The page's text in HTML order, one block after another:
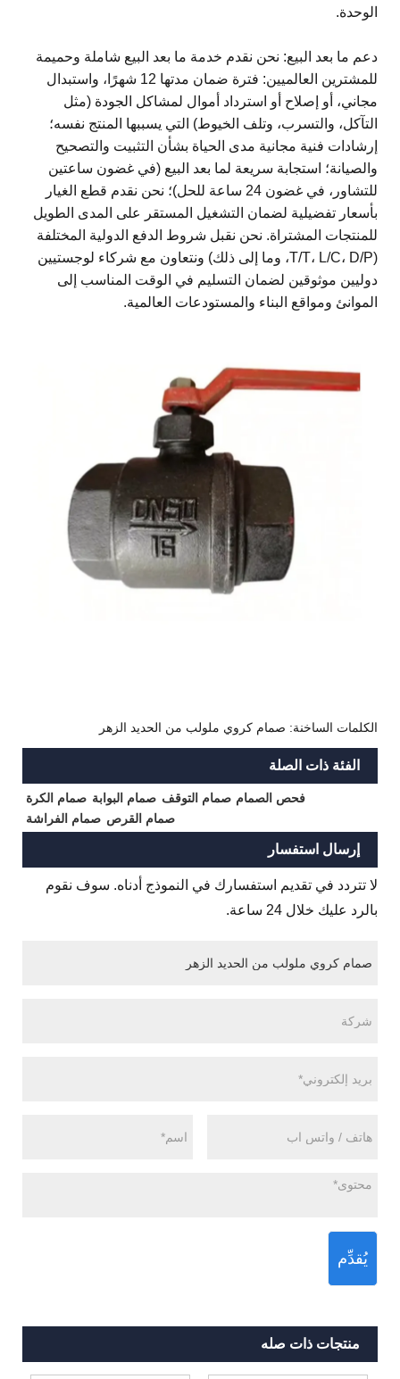
الوحدة.
دعم ما بعد البيع: نحن نقدم خدمة ما بعد البيع شاملة وحميمة
للمشترين العالميين: فترة ضمان مدتها 12 شهرًا، واستبدال
مجاني، أو إصلاح أو استرداد أموال لمشاكل الجودة (مثل
التآكل، والتسرب، وتلف الخيوط) التي يسببها المنتج نفسه؛
إرشادات فنية مجانية مدى الحياة بشأن التثبيت والتصحيح
والصيانة؛ استجابة سريعة لما بعد البيع (في غضون ساعتين
للتشاور، في غضون 24 ساعة للحل)؛ نحن نقدم قطع الغيار
بأسعار تفضيلية لضمان التشغيل المستقر على المدى الطويل
للمنتجات المشتراة. نحن نقبل شروط الدفع الدولية المختلفة
(T/T، L/C، D/P، وما إلى ذلك) ونتعاون مع شركاء لوجستيين
دوليين موثوقين لضمان التسليم في الوقت المناسب إلى
الموانئ ومواقع البناء والمستودعات العالمية.
الكلمات الساخنة: صمام كروي ملولب من الحديد الزهر
الفئة ذات الصلة
صمام الكرة صمام البوابة صمام التوقف فحص الصمام
صمام الفراشة صمام القرص
إرسال استفسار
لا تتردد في تقديم استفسارك في النموذج أدناه. سوف نقوم
بالرد عليك خلال 24 ساعة.
يُقدِّم
منتجات ذات صله